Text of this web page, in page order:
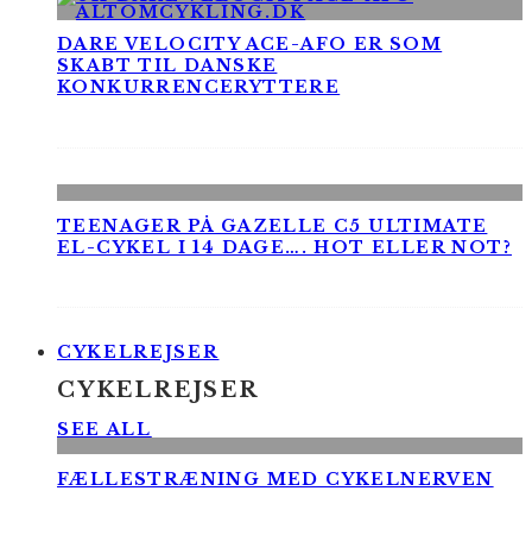
DARE VELOCITY ACE-AFO ER SOM
SKABT TIL DANSKE
KONKURRENCERYTTERE
TEENAGER PÅ GAZELLE C5 ULTIMATE
EL-CYKEL I 14 DAGE…. HOT ELLER NOT?
CYKELREJSER
CYKELREJSER
SEE ALL
FÆLLESTRÆNING MED CYKELNERVEN